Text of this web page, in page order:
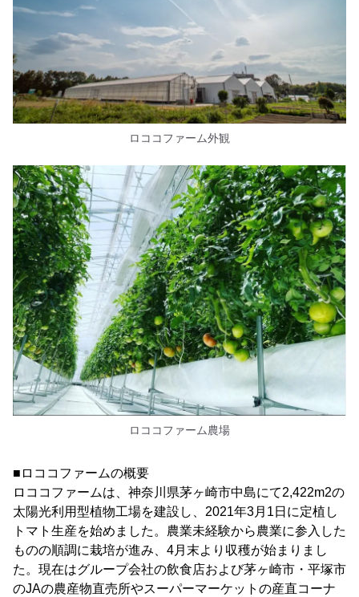
ロココファーム外観
ロココファーム農場
■ロココファームの概要
ロココファームは、神奈川県茅ヶ崎市中島にて2,422m2の
太陽光利用型植物工場を建設し、2021年3月1日に定植し
トマト生産を始めました。農業未経験から農業に参入した
ものの順調に栽培が進み、4月末より収穫が始まりまし
た。現在はグループ会社の飲食店および茅ヶ崎市・平塚市
のJAの農産物直売所やスーパーマーケットの産直コーナ